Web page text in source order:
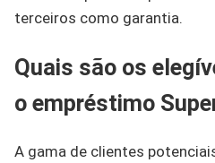
terceiros como garantia.
Quais são os
o empréstimo
A gama de clientes